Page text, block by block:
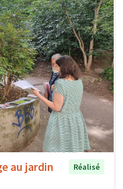
au jardin
Réalisé